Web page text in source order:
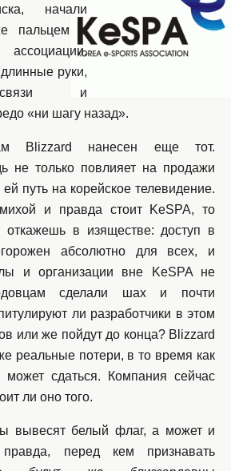
начали
пальцем в
руки,
и
«ни шагу назад».
Blizzard нанесен еще тот.
не только повлияет на продажи
путь на корейское телевидение.
и правда стоит KeSPA, то
в изяществе: доступ в
абсолютно для всех, и
и организации вне KeSPA не
сделали шах и почти
ли разработчики в этом
или же пойдут до конца? Blizzard
реальные потери, в то время как
может сдаться. Компания сейчас
ли оно того.
вывесят белый флаг, а может и
перед кем признавать